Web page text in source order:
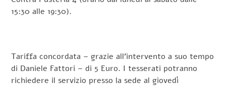
15:30 alle 19:30).
Tariffa concordata – grazie all’intervento a suo tempo
di Daniele Fattori – di 5 Euro. I tesserati potranno
richiedere il servizio presso la sede al giovedì